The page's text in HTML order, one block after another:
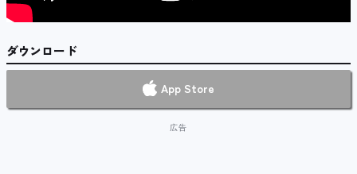
ダウンロード
App Store